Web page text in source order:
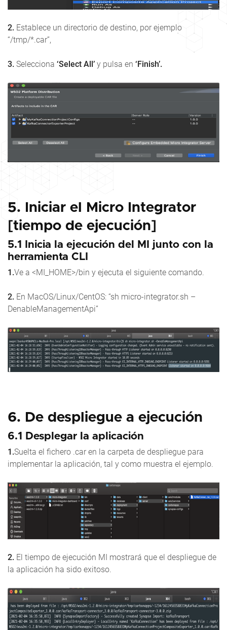
2. Establece un directorio de destino, por ejemplo
“/tmp/*.car”,
3. Selecciona ‘Select All’ y pulsa en ‘Finish’.
5. Iniciar el Micro Integrator
[tiempo de ejecución]
5.1 Inicia la ejecución del MI junto con la
herramienta CLI
1.Ve a <MI_HOME>/bin y ejecuta el siguiente comando.
2. En MacOS/Linux/CentOS: “sh micro-integrator.sh –
DenableManagementApi”
6. De despliegue a ejecución
6.1 Desplegar la aplicación
1.Suelta el fichero .car en la carpeta de despliegue para
implementar la aplicación, tal y como muestra el ejemplo.
2. El tiempo de ejecución MI mostrará que el despliegue de
la aplicación ha sido exitoso.